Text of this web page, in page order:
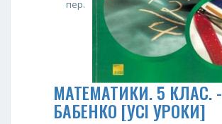
пер.
МАТЕМАТИКИ. 5 КЛАС. -
БАБЕНКО [УСІ УРОКИ]